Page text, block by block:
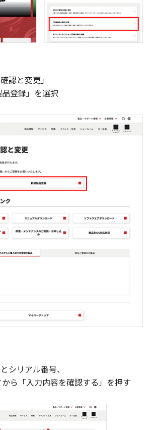
認と変更」
登録」を選択
シリアル番号、
ら「入力内容を確認する」を押す